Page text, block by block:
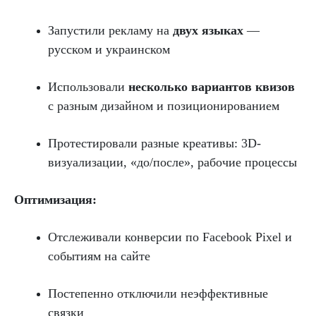
Запустили рекламу на двух языках —
русском и украинском
Использовали несколько вариантов квизов
с разным дизайном и позиционированием
Протестировали разные креативы: 3D-
визуализации, «до/после», рабочие процессы
Оптимизация:
Отслеживали конверсии по Facebook Pixel и
событиям на сайте
Постепенно отключили неэффективные
связки